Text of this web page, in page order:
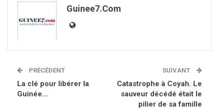
Guinee7.com
PRÉCÉDENT
La clé pour libérer la
Guinée…
SUIVANT
Catastrophe à Coyah. Le
sauveur décédé était le
pilier de sa famille